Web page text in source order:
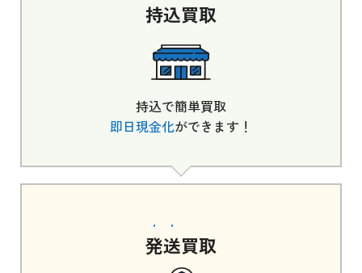
持込買取
持込で簡単買取
即日現金化ができます！
発送買取